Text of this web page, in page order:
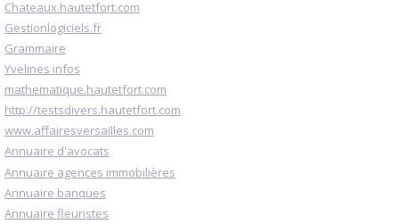
Chateaux.hautetfort.com
Gestionlogiciels.fr
Grammaire
Yvelines infos
mathematique.hautetfort.com
http://testsdivers.hautetfort.com
www.affairesversailles.com
Annuaire d'avocats
Annuaire agences immobilières
Annuaire banques
Annuaire fleuristes